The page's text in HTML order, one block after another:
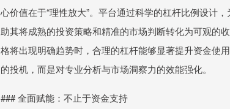
心价值在于“理性放大”。平台通过科学的杠杆比例设计
助其将成熟的投资策略和精准的市场判断转化为可观的
格将出现明确趋势时，合理的杠杆能够显著提升资金使
的投机，而是对专业分析与市场洞察力的效能强化。
### 全面赋能：不止于资金支持